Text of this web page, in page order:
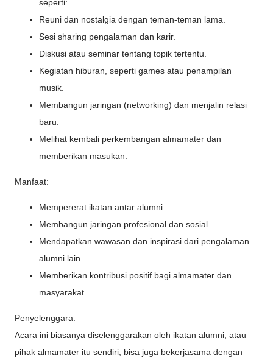
seperti:
Reuni dan nostalgia dengan teman-teman lama.
Sesi sharing pengalaman dan karir.
Diskusi atau seminar tentang topik tertentu.
Kegiatan hiburan, seperti games atau penampilan
musik.
Membangun jaringan (networking) dan menjalin relasi
baru.
Melihat kembali perkembangan almamater dan
memberikan masukan.
Manfaat:
Mempererat ikatan antar alumni.
Membangun jaringan profesional dan sosial.
Mendapatkan wawasan dan inspirasi dari pengalaman
alumni lain.
Memberikan kontribusi positif bagi almamater dan
masyarakat.
Penyelenggara:
Acara ini biasanya diselenggarakan oleh ikatan alumni, atau
pihak almamater itu sendiri, bisa juga bekerjasama dengan